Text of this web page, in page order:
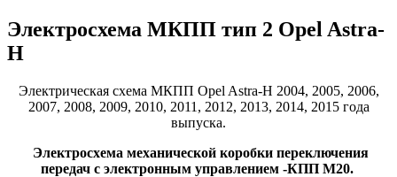
Электросхема МКПП тип 2 Opel Astra-
H
Электрическая схема МКПП Opel Astra-H 2004, 2005, 2006,
2007, 2008, 2009, 2010, 2011, 2012, 2013, 2014, 2015 года
выпуска.
Электросхема механической коробки переключения
передач с электронным управлением -КПП М20.